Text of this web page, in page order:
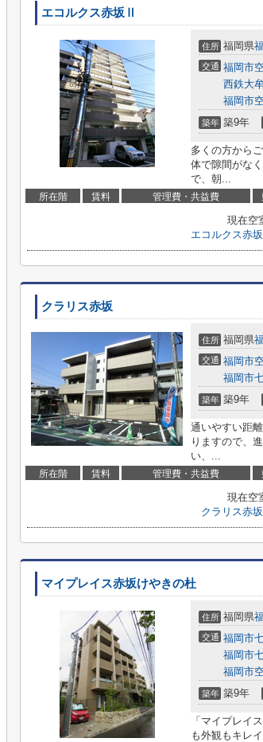
エコルクス赤坂Ⅱ
住所 福岡県
交通 福岡市
西鉄大
福岡市
築年 築9年
多くの方から
体で隙間がな
で、朝...
所在階 賃料 管理費・共益費
現在空
エコルクス赤
クラリス赤坂
住所 福岡県
交通 福岡市
福岡市
築年 築9年
通いやすい距
りますので、
い、...
所在階 賃料 管理費・共益費
現在空
クラリス赤
マイプレイス赤坂けやきの杜
住所 福岡県
交通 福岡市
福岡市
福岡市
築年 築9年
「マイプレイ
も外観もキレ